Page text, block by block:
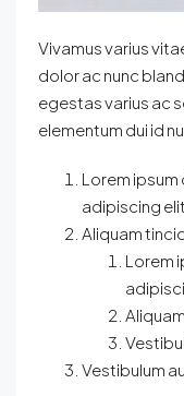
Vivamus varius
dolor ac nunc
egestas varius ac
elementum dui id
Lorem
adipiscing elit.
Aliquam
Lorem
Vestibulum